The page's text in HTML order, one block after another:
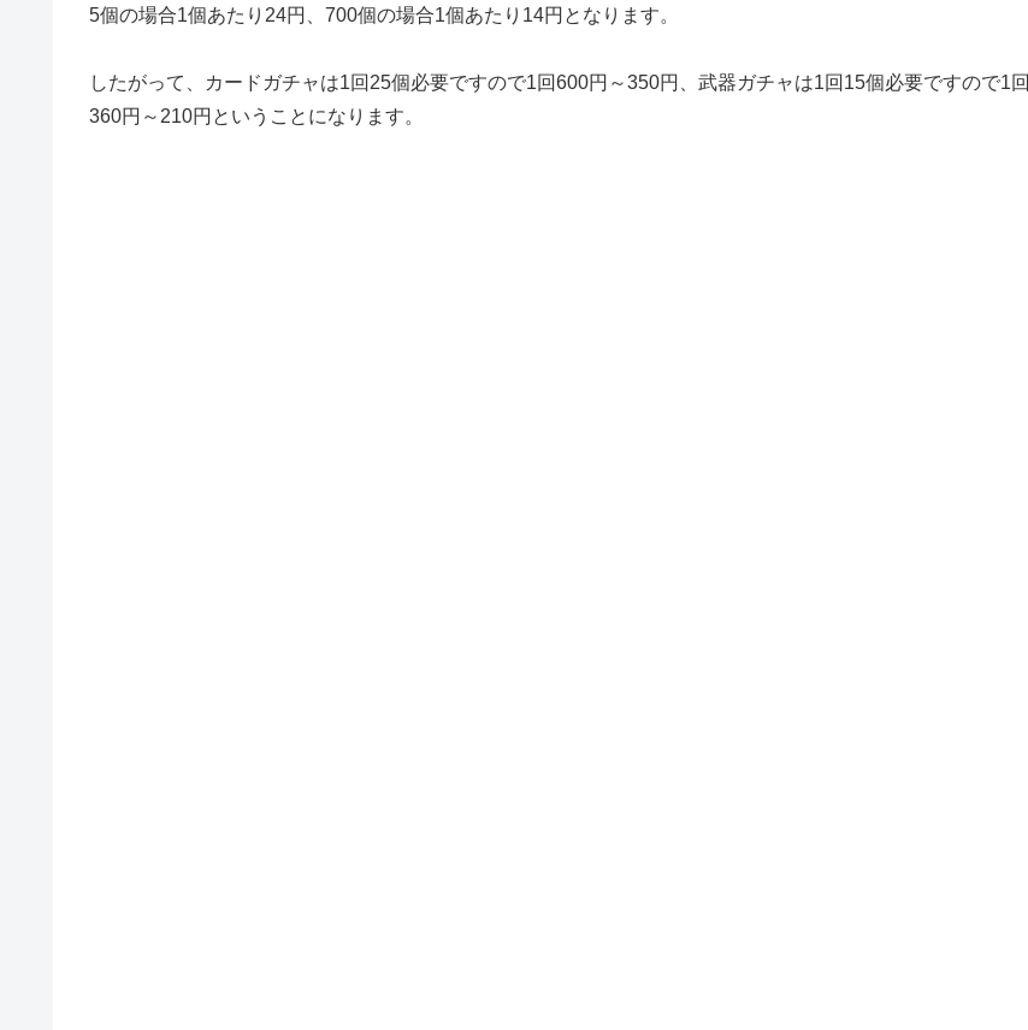
5個の場合1個あたり24円、700個の場合1個あたり14円となります。
したがって、カードガチャは1回25個必要ですので1回600円～350円、武器ガチャは1回15個必要ですので1回
360円～210円ということになります。